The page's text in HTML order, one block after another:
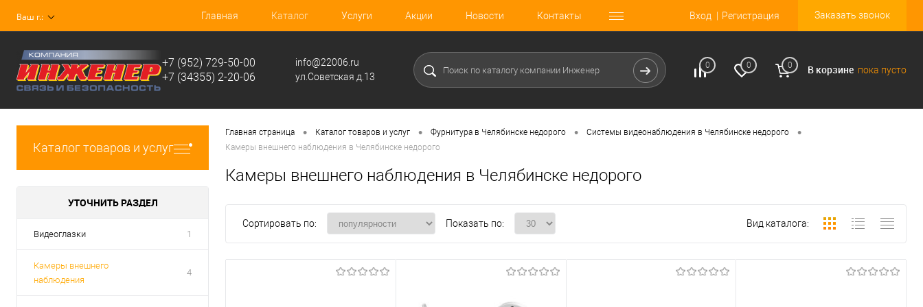
Ваш г.: Главная Каталог Услуги Акции Новости Контакты Вход Регистрация Заказать звонок
+7 (952) 729-50-00
+7 (34355) 2-20-06
info@22006.ru
ул.Советская д.13
0 0 0 В корзине пока пусто
Каталог товаров и услуг
УТОЧНИТЬ РАЗДЕЛ
Видеоглазки 1
Камеры внешнего
наблюдения
4
Главная страница • Каталог товаров и услуг • Фурнитура в Челябинске недорого • Системы видеонаблюдения в Челябинске недорого •
Камеры внешнего наблюдения в Челябинске недорого
Камеры внешнего наблюдения в Челябинске недорого
Сортировать по: Показать по: Вид каталога: